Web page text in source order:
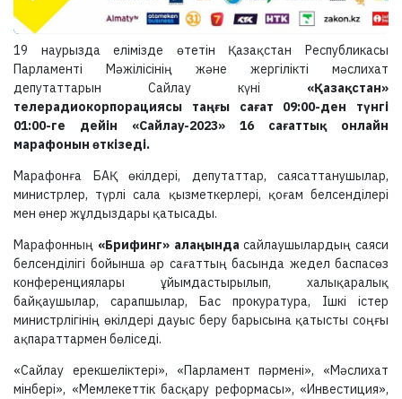
19 наурызда елімізде өтетін Қазақстан Республикасы
Парламенті Мәжілісінің және жергілікті мәслихат
депутаттарын Сайлау күні «Қазақстан»
телерадиокорпорациясы таңғы сағат 09:00-ден түнгі
01:00-ге дейін «Сайлау-2023» 16 сағаттық онлайн
марафонын өткізеді.
Марафонға БАҚ өкілдері, депутаттар, саясаттанушылар,
министрлер, түрлі сала қызметкерлері, қоғам белсенділері
мен өнер жұлдыздары қатысады.
Марафонның «Брифинг» алаңында сайлаушылардың саяси
белсенділігі бойынша әр сағаттың басында жедел баспасөз
конференциялары ұйымдастырылып, халықаралық
байқаушылар, сарапшылар, Бас прокуратура, Ішкі істер
министрлігінің өкілдері дауыс беру барысына қатысты соңғы
ақпараттармен бөліседі.
«Сайлау ерекшеліктері», «Парламент пәрмені», «Мәслихат
мінбері», «Мемлекеттік басқару реформасы», «Инвестиция»,